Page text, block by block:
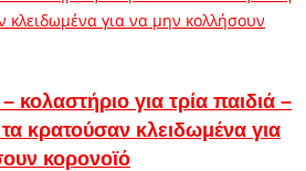
κολαστήριο για τρία παιδιά –
τα κρατούσαν κλειδωμένα για
κορονοϊό